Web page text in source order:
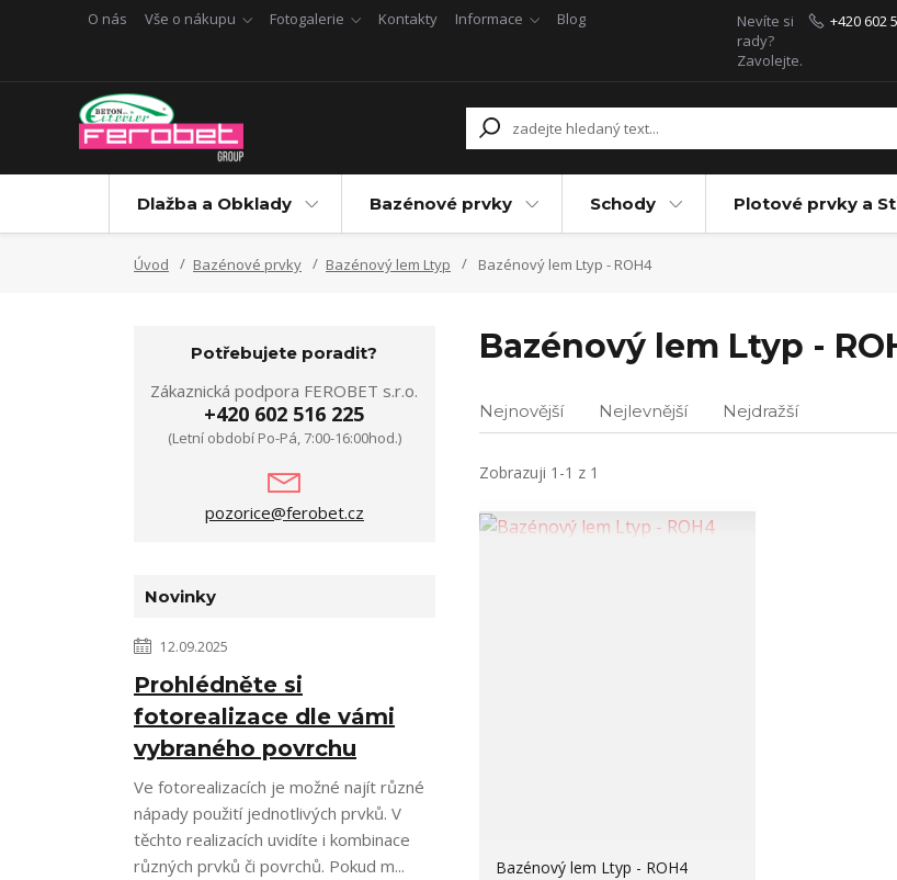
O nás Vše o nákupu Fotogalerie Kontakty Informace Blog
Nevíte si
rady?
Zavolejte.
+420 602
Dlažba a Obklady Bazénové prvky Schody Plotové prvky a
Úvod Bazénové prvky Bazénový lem Ltyp Bazénový lem Ltyp - ROH4
Bazénový lem Ltyp -
Nejnovější Nejlevnější Nejdražší
Zobrazuji 1-1 z 1
Bazénový lem Ltyp - ROH4
Potřebujete poradit?
Zákaznická podpora FEROBET s.r.o.
+420 602 516 225
(Letní období Po-Pá, 7:00-16:00hod.)
pozorice@ferobet.cz
Novinky
12.09.2025
Prohlédněte si
fotorealizace dle vámi
vybraného povrchu
Ve fotorealizacích je možné najít různé
nápady použití jednotlivých prvků. V
těchto realizacích uvidíte i kombinace
různých prvků či povrchů. Pokud m...